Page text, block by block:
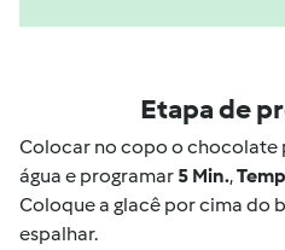
Etapa de
Colocar no copo o chocolate
água e programar 5 Min.,
Coloque a glacê por cima do
espalhar.